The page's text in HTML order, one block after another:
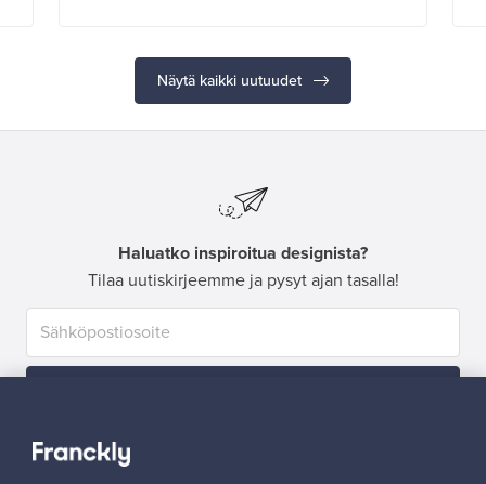
Näytä kaikki uutuudet
Haluatko inspiroitua designista?
Tilaa uutiskirjeemme ja pysyt ajan tasalla!